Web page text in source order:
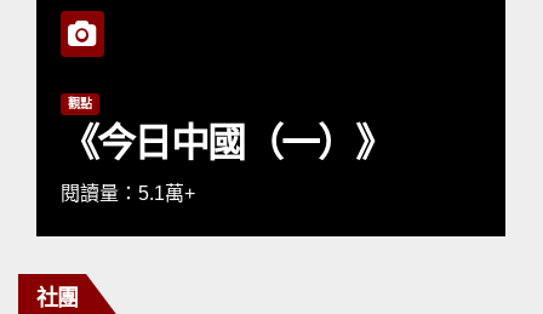
觀點
《今日中國（一）》
閱讀量：5.1萬+
社團